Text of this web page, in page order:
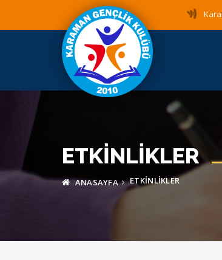
ETKINLIKLER
ANASAYFA ETKINLIKLER